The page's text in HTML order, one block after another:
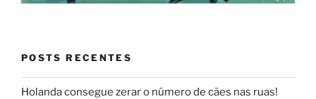
POSTS RECENTES
Holanda consegue zerar o número de cães nas ruas!